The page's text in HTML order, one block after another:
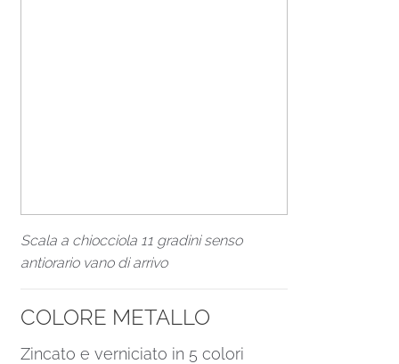
Scala a chiocciola 11 gradini senso
antiorario vano di arrivo
COLORE METALLO
Zincato e verniciato in 5 colori